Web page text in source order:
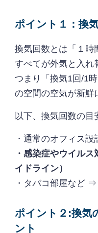
ポイント１：換
換気回数とは「１時
すべてが外気と入れ
つまり「換気1回/1
の空間の空気が新鮮
以下、換気回数の目
・通常のオフィス
・感染症やウイル
イドライン）
・タバコ部屋など
ポイント２:換気
ント